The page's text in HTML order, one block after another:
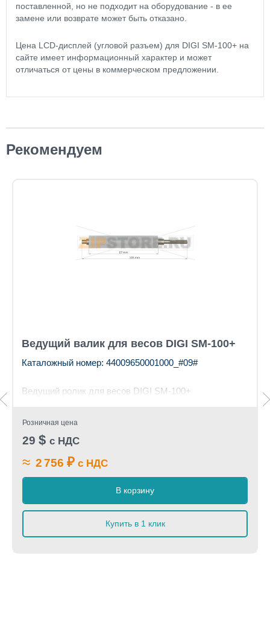
поставленной, но не подходит на оборудование - в ее
замене или возврате может быть отказано.
Цена LCD-дисплей (угловой разъем) для DIGI SM-100+ на
сайте имеет информационный характер и может
отличаться от цены в коммерческом предложении.
Рекомендуем
Ведущий валик для весов DIGI SM-100+
Каталожный номер: 44009650001000_#09#
Ведущий ролик для весов DIGI SM-100+
Розничная цена
29 $ с НДС
≈ 2 756 ₽ с НДС
В корзину
Купить в 1 клик